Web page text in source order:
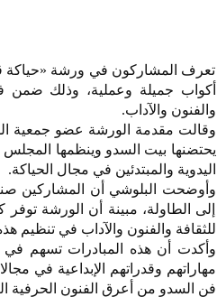
تعرف المشاركون في ورشة «حياكة
والفنون والآداب.
وقالت مقدمة الورشة عضو جمعية
يحتضنها بيت السدو وينظمها
اليدوية والمبتدئين في مجال الحياكة.
وأوضحت البلوشي أن المشاركين
إلى الطاولة، مبينة أن الورشة
للثقافة والفنون والآداب في تنظيم
وأكدت أن هذه المبادرات تسهم في
مهاراتهم وقدراتهم الإبداعية في
فن السدو من أعرق الفنون الحرفية